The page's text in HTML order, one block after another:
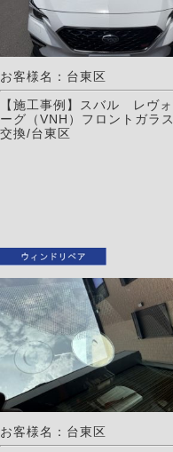
お客様名：台東区
【施工事例】スバル レヴォ
ーグ（VNH）フロントガラス
交換/台東区
お客様名：台東区